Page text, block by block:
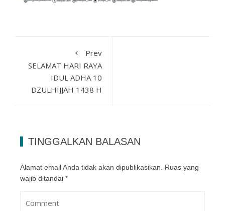
Prev
SELAMAT HARI RAYA
IDUL ADHA 10
DZULHIJJAH 1438 H
TINGGALKAN BALASAN
Alamat email Anda tidak akan dipublikasikan. Ruas yang
wajib ditandai *